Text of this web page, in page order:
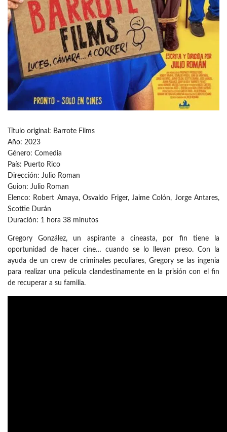
Título original: Barrote Films
Año: 2023
Género: Comedia
País: Puerto Rico
Dirección: Julio Roman
Guion: Julio Roman
Elenco: Robert Amaya, Osvaldo Friger, Jaime Colón, Jorge Antares,
Scottie Durán
Duración: 1 hora 38 minutos
Gregory González, un aspirante a cineasta, por fin tiene la
oportunidad de hacer cine… cuando se lo llevan preso. Con la
ayuda de un crew de criminales peculiares, Gregory se las ingenia
para realizar una película clandestinamente en la prisión con el fin
de recuperar a su familia.